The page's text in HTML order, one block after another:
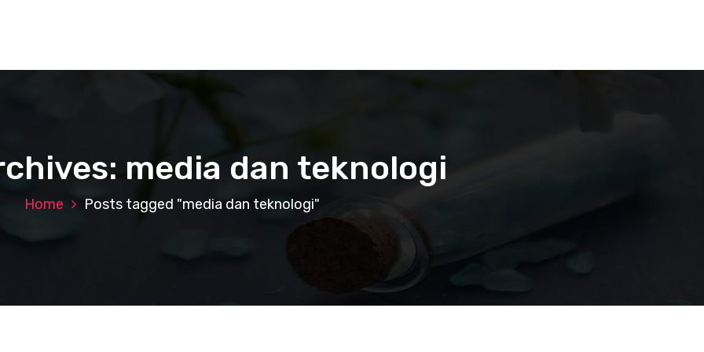
media dan teknologi
Home Posts tagged "media dan teknologi"